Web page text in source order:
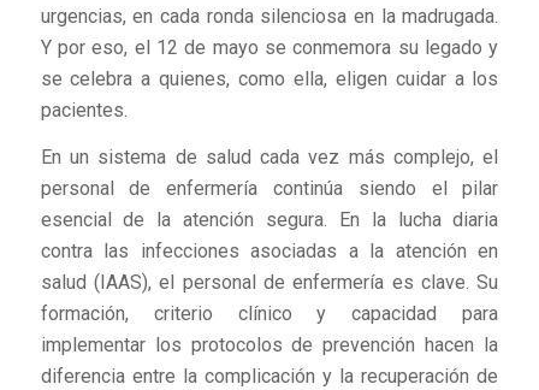
urgencias, en cada ronda silenciosa en la madrugada.
Y por eso, el 12 de mayo se conmemora su legado y
se celebra a quienes, como ella, eligen cuidar a los
pacientes.
En un sistema de salud cada vez más complejo, el
personal de enfermería continúa siendo el pilar
esencial de la atención segura. En la lucha diaria
contra las infecciones asociadas a la atención en
salud (IAAS), el personal de enfermería es clave. Su
formación, criterio clínico y capacidad para
implementar los protocolos de prevención hacen la
diferencia entre la complicación y la recuperación de